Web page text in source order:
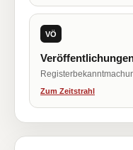
VÖ
Zum Zeitstrahl